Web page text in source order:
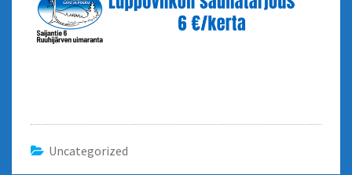
Uncategorized